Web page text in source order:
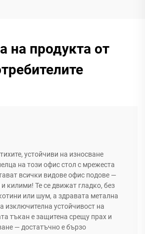
на продукта от
устойчиви на износване
на този офис стол с мрежеста
всички видове офис подове —
килими! Те се движат гладко, без
или шум, а здравата метална
изключителна устойчивост на
тъкан е защитена срещу прах и
— достатъчно е бързо